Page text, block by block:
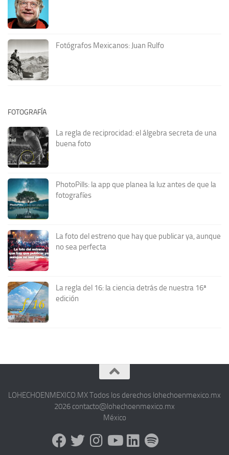
Fotógrafos Mexicanos: Juan Rulfo
FOTOGRAFÍA
La regla de reciprocidad: el álgebra secreta de una
buena foto
PhotoPills: la app que planea la luz antes de que la
fotografíes
La foto del estreno que hay que publicar ya, aunque
no sea perfecta
La regla del 16: la ciencia detrás de nuestra 16ª
edición
LOHECHOENMEXICO.MX Todos los derechos lohechoenmexico.mx
2026 contacto@lohechoenmexico.mx
México